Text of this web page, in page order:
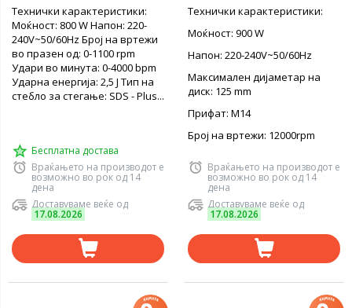
Технички карактеристики:
Моќност: 800 W Напон: 220-
240V~50/60Hz Број на вртежи
во празен од: 0-1100 rpm
Удари во минута: 0-4000 bpm
Ударна енергија: 2,5 J Тип на
стебло за стегање: SDS - Plus...
Бесплатна достава
Враќањето на производот е
возможно во рок од 14
дена
Доставуваме веќе од
17.08.2026
Технички карактеристики:
Моќност: 900 W
Напон: 220-240V~50/60Hz
Максимален дијаметар на
диск: 125 mm
Прифат: M14
Број на вртежи: 12000rpm
Враќањето на производот е
возможно во рок од 14
дена
Доставуваме веќе од
17.08.2026